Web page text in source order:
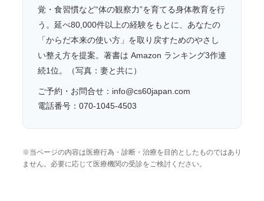
覚・食習慣など“体の観察力”を育てる身体教育を行
う。延べ80,000件以上の経験をもとに、あなたの
「からだ本来の使い方」を取り戻すためのやさし
い整え方を提案。著書は Amazon ランキング3作連
続1位。（写真：妻と共に）
ご予約・お問合せ：info@cs60japan.com
電話番号：070-1045-4503
※当ページの内容は医療行為・診断・治療を目的としたものではあり
ません。必要に応じて医療機関の受診をご検討ください。